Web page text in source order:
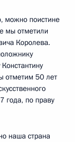
можно поистине
мы отметили
Королева.
отметим 50 лет
года, по праву
наша страна